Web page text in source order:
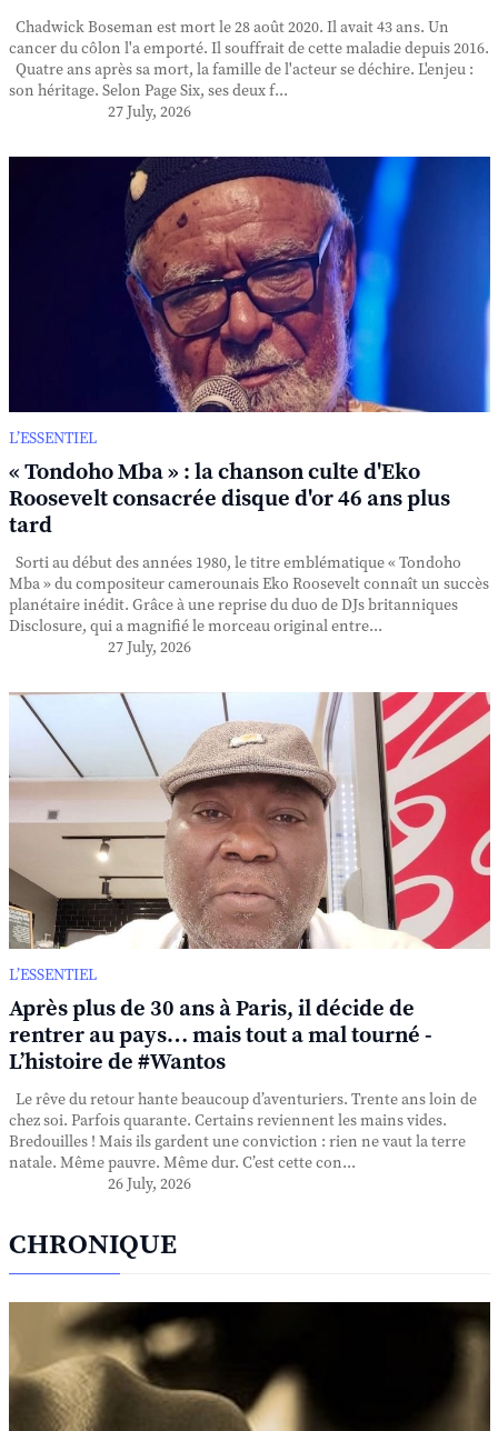
Chadwick Boseman est mort le 28 août 2020. Il avait 43 ans. Un
cancer du côlon l'a emporté. Il souffrait de cette maladie depuis 2016.
Quatre ans après sa mort, la famille de l'acteur se déchire. L'enjeu :
son héritage. Selon Page Six, ses deux f...
27 July, 2026
L’ESSENTIEL
« Tondoho Mba » : la chanson culte d'Eko
Roosevelt consacrée disque d'or 46 ans plus
tard
Sorti au début des années 1980, le titre emblématique « Tondoho
Mba » du compositeur camerounais Eko Roosevelt connaît un succès
planétaire inédit. Grâce à une reprise du duo de DJs britanniques
Disclosure, qui a magnifié le morceau original entre...
27 July, 2026
L’ESSENTIEL
Après plus de 30 ans à Paris, il décide de
rentrer au pays… mais tout a mal tourné -
L’histoire de #Wantos
Le rêve du retour hante beaucoup d’aventuriers. Trente ans loin de
chez soi. Parfois quarante. Certains reviennent les mains vides.
Bredouilles ! Mais ils gardent une conviction : rien ne vaut la terre
natale. Même pauvre. Même dur. C’est cette con...
26 July, 2026
CHRONIQUE